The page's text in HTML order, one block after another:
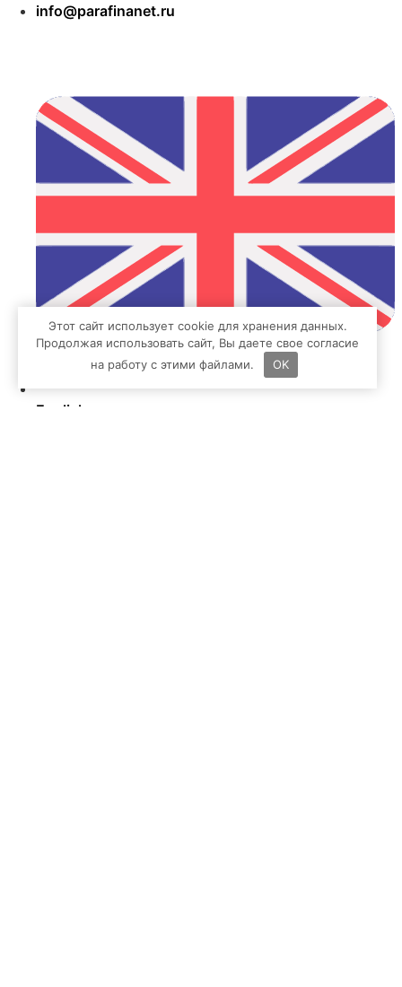
info@parafinanet.ru
English
Этот сайт использует cookie для хранения данных.
Продолжая использовать сайт, Вы даете свое согласие
на работу с этими файлами.
OK